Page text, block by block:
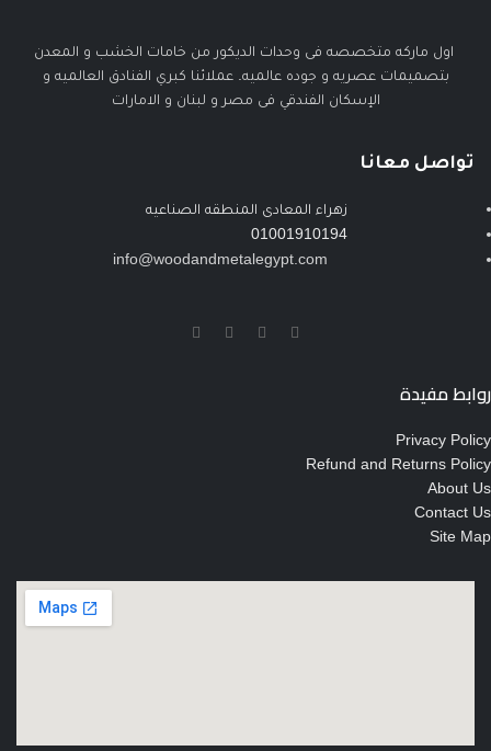
اول ماركه متخصصه فى وحدات الديكور من خامات الخشب و المعدن
بتصميمات عصريه و جوده عالميه. عملائنا كبري الفنادق العالميه و
الإسكان الفندقي فى مصر و لبنان و الامارات
تواصل معانا
زهراء المعادى المنطقه الصناعيه
01001910194
info@woodandmetalegypt.com
روابط مفيدة
Privacy Policy
Refund and Returns Policy
About Us
Contact Us
Site Map